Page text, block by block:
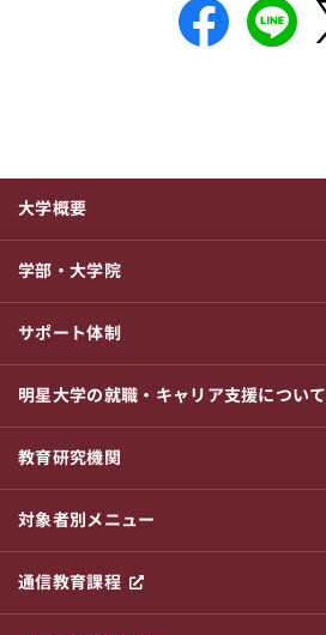
大学概要
学部・大学院
サポート体制
明星大学の就職・キャリア支援について
教育研究機関
対象者別メニュー
通信教育課程